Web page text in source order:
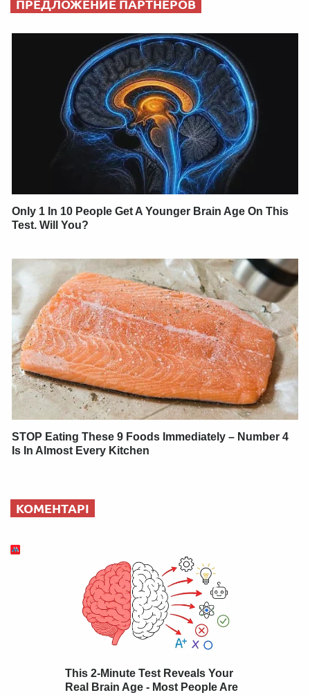
ПРЕДЛОЖЕНИЕ ПАРТНЕРОВ
Only 1 In 10 People Get A Younger Brain Age On This
Test. Will You?
STOP Eating These 9 Foods Immediately – Number 4
Is In Almost Every Kitchen
КОМЕНТАРІ